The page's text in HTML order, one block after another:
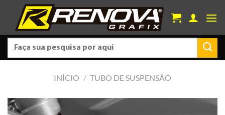
content
Pesquisar
INÍCIO / TUBO DE SUSPENSÃO